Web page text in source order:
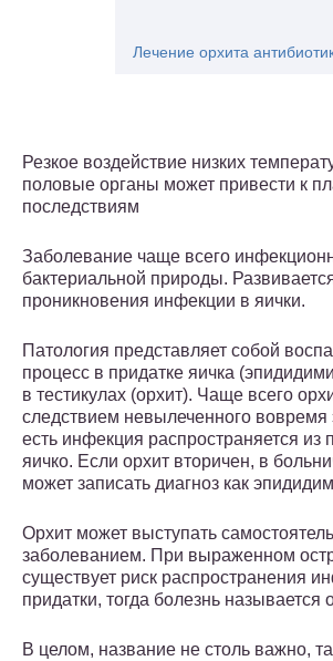
Лечение орхита
Резкое воздействие низких
половые органы может привести к
последствиям
Заболевание чаще всего
бактериальной природы.
проникновения инфекции в яички.
Патология представляет собой
процесс в придатке яичка
в тестикулах (орхит). Чаще всего
следствием невылеченного вовремя
есть инфекция распространяется из
яичко. Если орхит вторичен, в
может записать диагноз как
Орхит может выступать
заболеванием. При выраженном
существует риск распространения
придатки, тогда болезнь называется
В целом, название не столь важно,